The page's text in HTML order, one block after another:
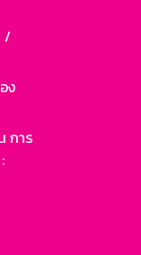
/
ง
การ